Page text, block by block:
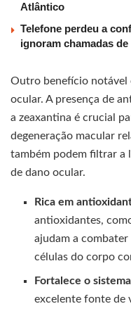
Atlântico
Telefone perdeu a
ignoram chamadas
Outro benefício notável
ocular. A presença de
a zeaxantina é crucial
degeneração macular
também podem filtrar a
de dano ocular.
Rica em
antioxidantes,
ajudam a
células do corpo
Fortalece o
excelente fonte de